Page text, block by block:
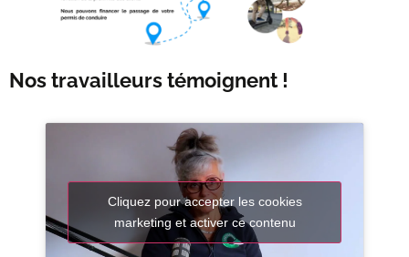
Nos travailleurs témoignent !
Cliquez pour accepter les cookies
marketing et activer ce contenu